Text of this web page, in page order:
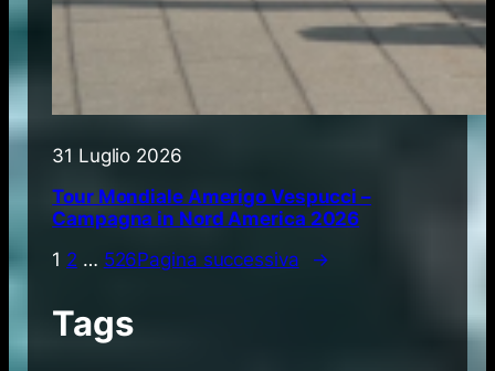
31 Luglio 2026
Tour Mondiale Amerigo Vespucci –
Campagna in Nord America 2026
1 2 … 526Pagina successiva →
Tags